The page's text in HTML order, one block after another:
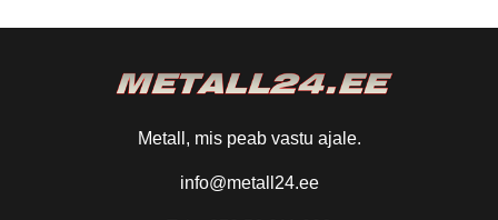
Metall, mis peab vastu ajale.
info@metall24.ee